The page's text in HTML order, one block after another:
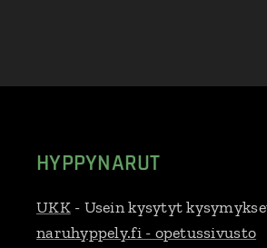
HYPPYNARUT
UKK- Usein kysytyt
naruhyppely.fi - opetussivusto